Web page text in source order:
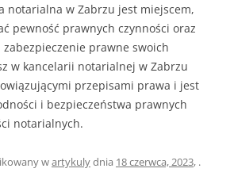
notarialna w Zabrzu jest miejscem,
pewność prawnych czynności oraz
prawne swoich
w kancelarii notarialnej w Zabrzu
przepisami prawa i jest
i bezpieczeństwa prawnych
notarialnych.
wartykulydnia 18 czerwca, 2023, .